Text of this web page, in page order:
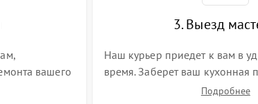
вашего
все ваши
3. Выезд
Наш курьер приедет к вам в
время. Заберет ваш кухонная
на склад для диагностики.
Подробнее